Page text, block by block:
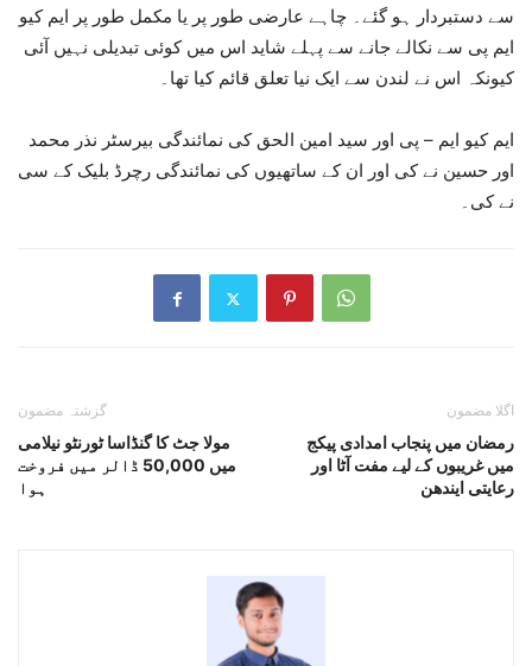
سے دستبردار ہو گئے۔ چاہے عارضی طور پر یا مکمل طور پر ایم کیو
ایم پی سے نکالے جانے سے پہلے شاید اس میں کوئی تبدیلی نہیں آئی
کیونکہ اس نے لندن سے ایک نیا تعلق قائم کیا تھا۔
ایم کیو ایم – پی اور سید امین الحق کی نمائندگی بیرسٹر نذر محمد
اور حسین نے کی اور ان کے ساتھیوں کی نمائندگی رچرڈ بلیک کے سی
نے کی۔
گزشتہ مضمون
مولا جٹ کا گنڈاسا ٹورنٹو نیلامی
میں 50,000 ڈالر میں فروخت
ہوا
اگلا مضمون
رمضان میں پنجاب امدادی پیکج
میں غریبوں کے لیے مفت آٹا اور
رعایتی ایندھن